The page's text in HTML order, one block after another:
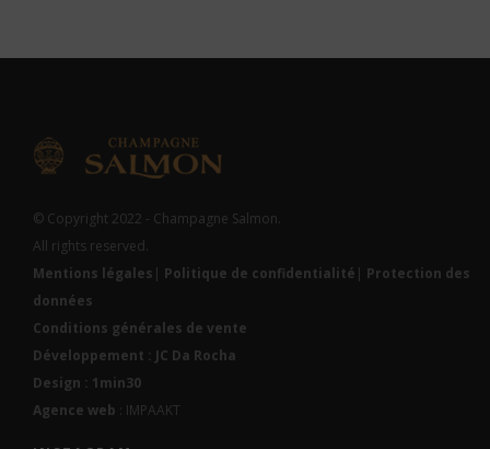
© Copyright 2022 - Champagne Salmon.
All rights reserved.
Mentions légales | Politique de confidentialité | Protection des
données
Conditions générales de vente
Développement : JC Da Rocha
Design : 1min30
Agence web : IMPAAKT